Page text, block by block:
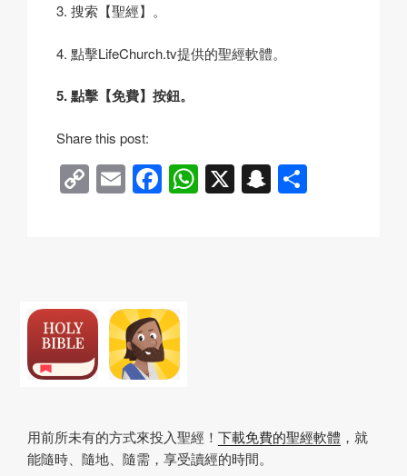
3. 搜索【聖經】。
4. 點擊LifeChurch.tv提供的聖經軟體。
5. 點擊【免費】按鈕。
Share this post:
C
o
n
k
E
m
F
a
o
o
k
W
h
X S
n
用前所未有的方式來投入聖經！ 下載免費的聖經軟體 ，就
能隨時、隨地、隨需，享受讀經的時間。